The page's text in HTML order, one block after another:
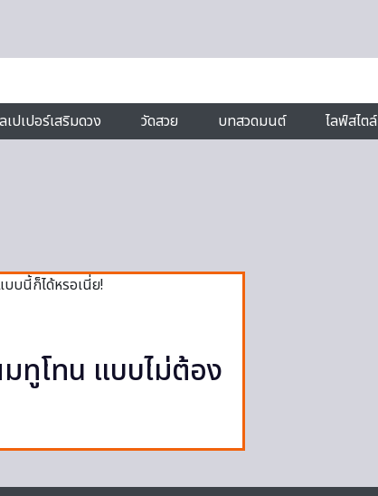
เปเปอร์เสริมดวง วัดสวย บทสวดมนต์ ไลฟ์สไตล์
ทูโทน แบบไม่ต้อง